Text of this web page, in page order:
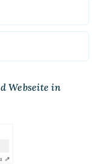
Webseite in
⇗